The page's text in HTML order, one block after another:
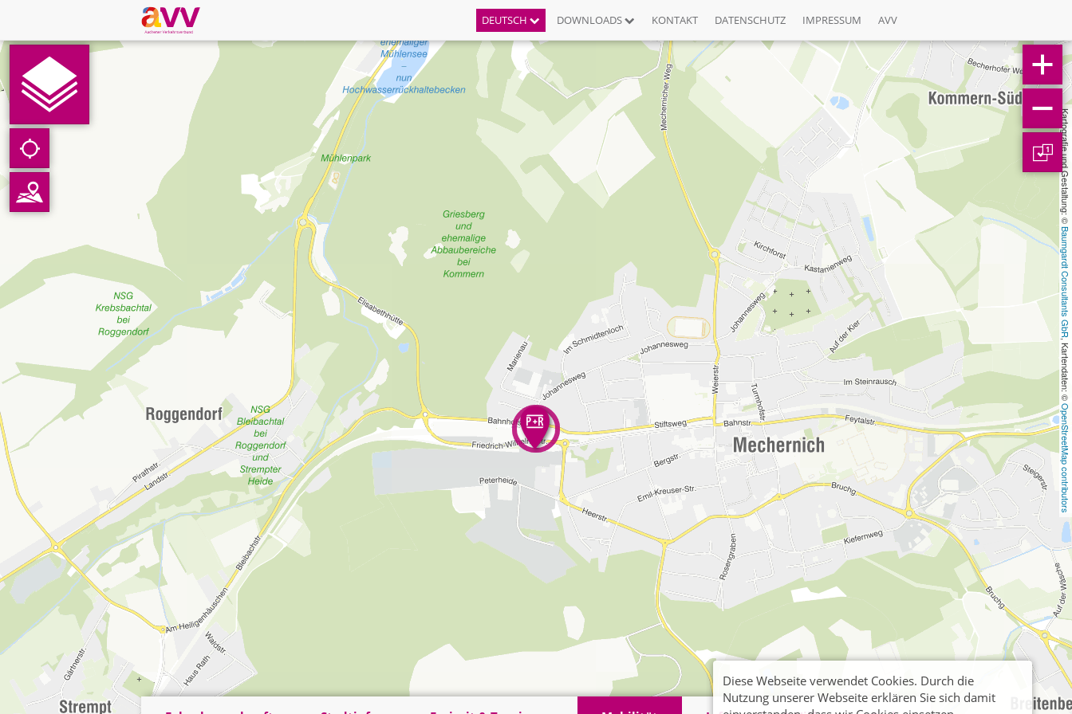
DEUTSCH DOWNLOADS KONTAKT DATENSCHUTZ IMPRESSUM AVV
Kartografie und Gestaltung: ©
Baumgardt Consultants GbR
, Kartendaten: ©
OpenStreetMap contributors
1
Diese Webseite verwendet Cookies. Durch die
Nutzung unserer Webseite erklären Sie sich damit